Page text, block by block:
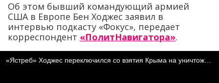
Об этом бывший командующий армией
США в Европе Бен Ходжес заявил в
интервью подкасту «Фокус», передает
корреспондент «ПолитНавигатора».